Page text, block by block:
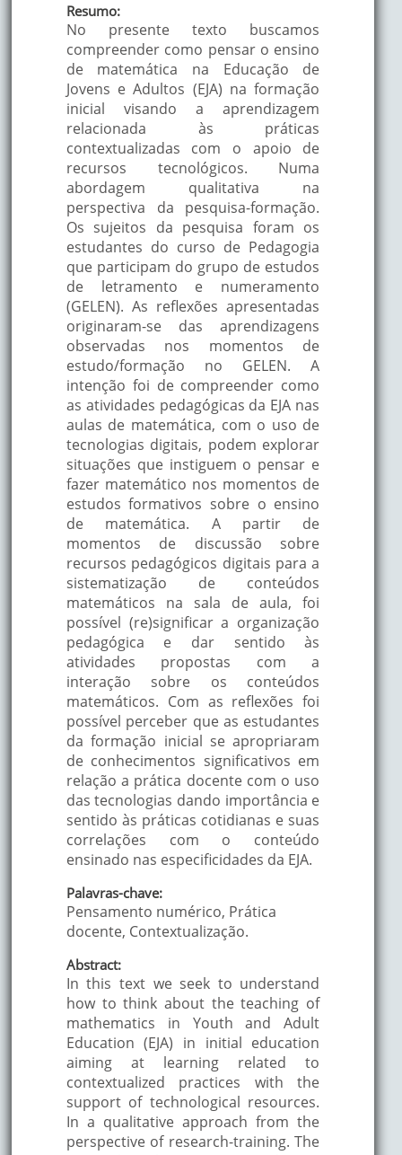
Resumo:
No presente texto buscamos
compreender como pensar o ensino
de matemática na Educação de
Jovens e Adultos (EJA) na formação
inicial visando a aprendizagem
relacionada às práticas
contextualizadas com o apoio de
recursos tecnológicos. Numa
abordagem qualitativa na
perspectiva da pesquisa-formação.
Os sujeitos da pesquisa foram os
estudantes do curso de Pedagogia
que participam do grupo de estudos
de letramento e numeramento
(GELEN). As reflexões apresentadas
originaram-se das aprendizagens
observadas nos momentos de
estudo/formação no GELEN. A
intenção foi de compreender como
as atividades pedagógicas da EJA nas
aulas de matemática, com o uso de
tecnologias digitais, podem explorar
situações que instiguem o pensar e
fazer matemático nos momentos de
estudos formativos sobre o ensino
de matemática. A partir de
momentos de discussão sobre
recursos pedagógicos digitais para a
sistematização de conteúdos
matemáticos na sala de aula, foi
possível (re)significar a organização
pedagógica e dar sentido às
atividades propostas com a
interação sobre os conteúdos
matemáticos. Com as reflexões foi
possível perceber que as estudantes
da formação inicial se apropriaram
de conhecimentos significativos em
relação a prática docente com o uso
das tecnologias dando importância e
sentido às práticas cotidianas e suas
correlações com o conteúdo
ensinado nas especificidades da EJA.
Palavras-chave:
Pensamento numérico, Prática
docente, Contextualização.
Abstract:
In this text we seek to understand
how to think about the teaching of
mathematics in Youth and Adult
Education (EJA) in initial education
aiming at learning related to
contextualized practices with the
support of technological resources.
In a qualitative approach from the
perspective of research-training. The